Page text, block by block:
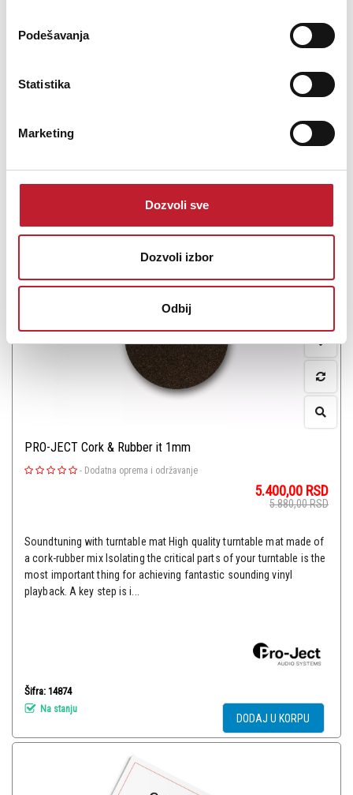
Podešavanja
Statistika
Marketing
Dozvoli sve
Dozvoli izbor
Odbij
Drive Belts are used on all Pro-Ject turntables as the method by
which the turntable platter rotates. In many cases the belt turns a
multi-award winning Debut record player. However, there are also
other turntables that use a ...
PRO-JECT Cork & Rubber it 1mm
- Dodatna oprema i održavanje
5.400,00 RSD
5.880,00RSD
Soundtuning with turntable mat High quality turntable mat made of
a cork-rubber mix Isolating the critical parts of your turntable is the
most important thing for achieving fantastic sounding vinyl
playback. A key step is i...
Šifra: 14874
Na stanju
DODAJ U KORPU